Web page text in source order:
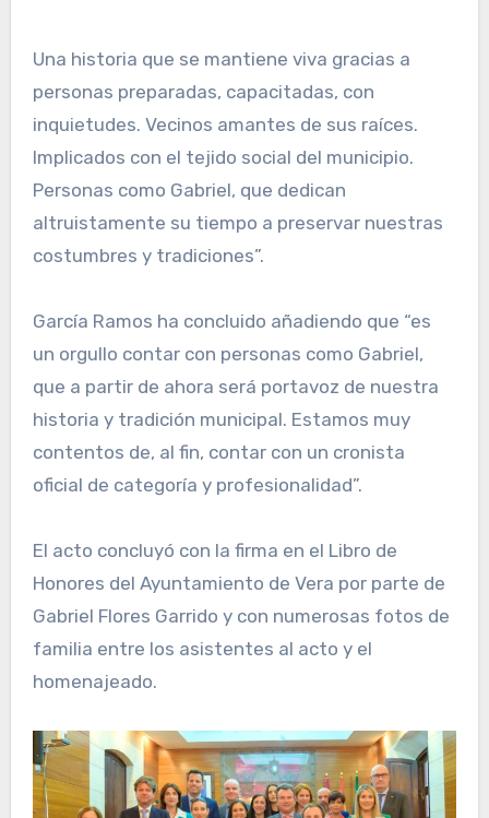
Una historia que se mantiene viva gracias a
personas preparadas, capacitadas, con
inquietudes. Vecinos amantes de sus raíces.
Implicados con el tejido social del municipio.
Personas como Gabriel, que dedican
altruistamente su tiempo a preservar nuestras
costumbres y tradiciones”.
García Ramos ha concluido añadiendo que “es
un orgullo contar con personas como Gabriel,
que a partir de ahora será portavoz de nuestra
historia y tradición municipal. Estamos muy
contentos de, al fin, contar con un cronista
oficial de categoría y profesionalidad”.
El acto concluyó con la firma en el Libro de
Honores del Ayuntamiento de Vera por parte de
Gabriel Flores Garrido y con numerosas fotos de
familia entre los asistentes al acto y el
homenajeado.